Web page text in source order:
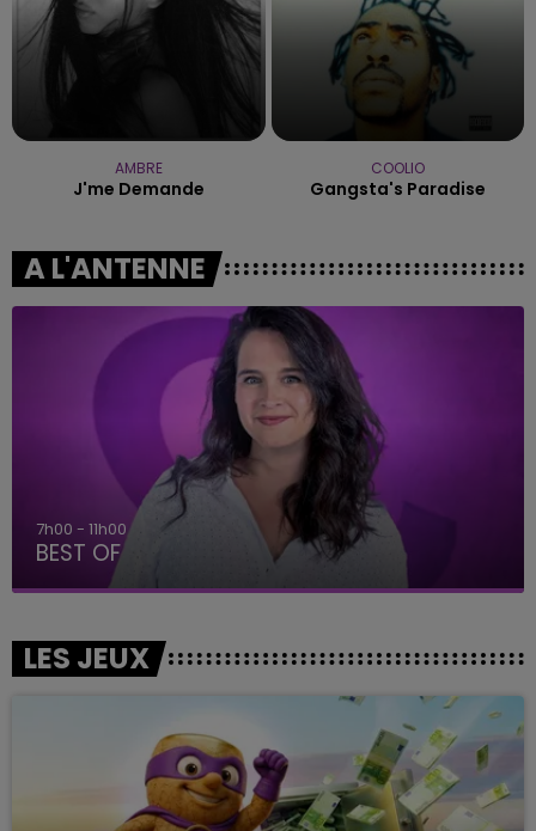
AMBRE
J'me Demande
COOLIO
Gangsta's Paradise
A L'ANTENNE
11h00 - 16h00
Le week-end Champagne FM
LES JEUX